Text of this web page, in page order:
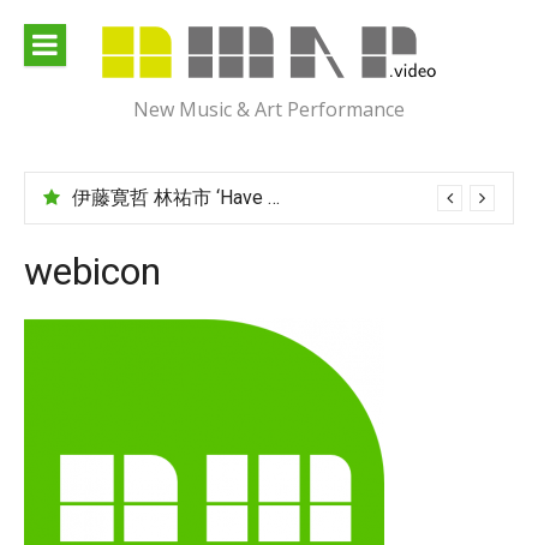
content
New Music & Art Performance
伊藤寛哲 林祐市 ‘Have You Met Ms Jones?’
webicon